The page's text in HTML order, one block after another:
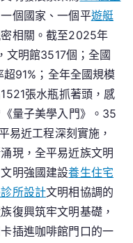
個國家、一個平遊艇
相關。截至2025年
文明館3517個；全國
91%；全年全國規模
張水瓶抓著頭，感
量子美學入門》。35
易近工程深刻實施，
現，全平易近族文明
明強國建設養生住宅
所設計文明相協調的
復興筑牢文明基礎，
插進咖啡館門口的一